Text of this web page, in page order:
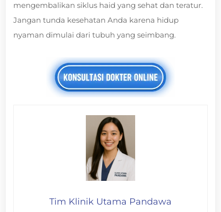
mengembalikan siklus haid yang sehat dan teratur.
Jangan tunda kesehatan Anda karena hidup
nyaman dimulai dari tubuh yang seimbang.
Tim Klinik Utama Pandawa